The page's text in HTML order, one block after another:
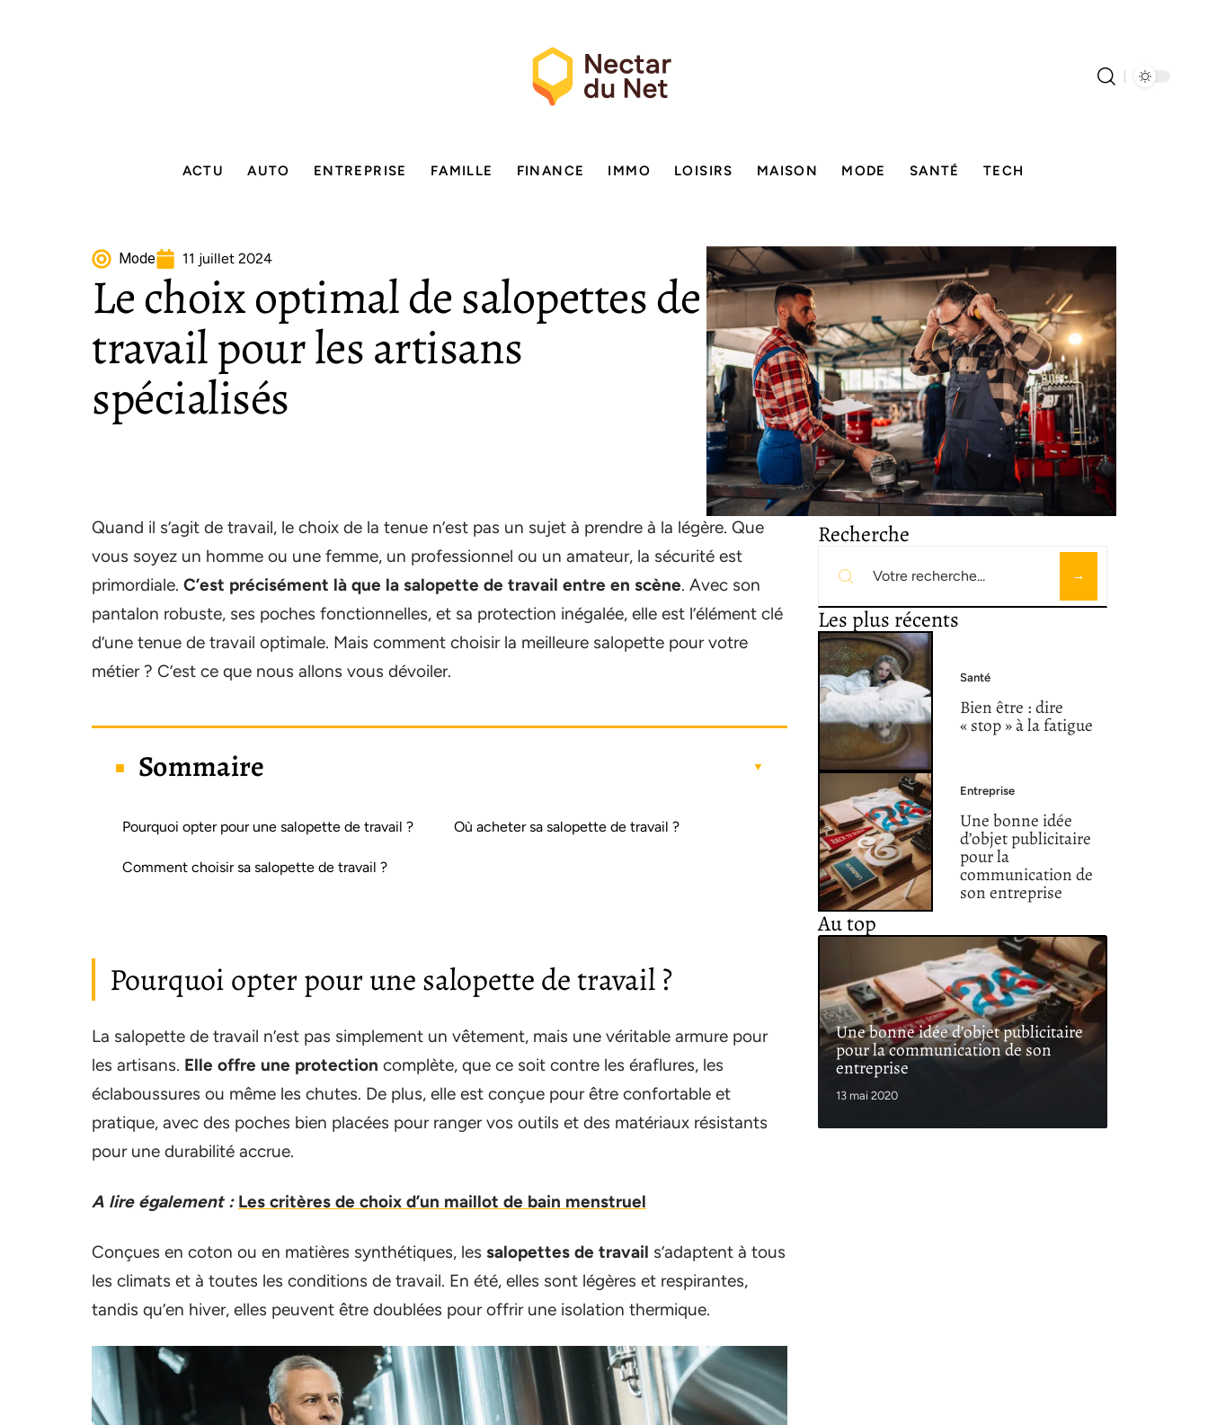
ACTU AUTO ENTREPRISE FAMILLE FINANCE IMMO LOISIRS MAISON MODE SANTÉ TECH
Mode 11 juillet 2024
Le choix optimal de salopettes de
travail pour les artisans
spécialisés
Quand il s’agit de travail, le choix de la tenue n’est pas un sujet à prendre à la légère. Que
vous soyez un homme ou une femme, un professionnel ou un amateur, la sécurité est
primordiale. C’est précisément là que la salopette de travail entre en scène. Avec son
pantalon robuste, ses poches fonctionnelles, et sa protection inégalée, elle est l’élément clé
d’une tenue de travail optimale. Mais comment choisir la meilleure salopette pour votre
métier ? C’est ce que nous allons vous dévoiler.
Sommaire
Pourquoi opter pour une salopette de travail ?
Comment choisir sa salopette de travail ?
Où acheter sa salopette de travail ?
Pourquoi opter pour une salopette de travail ?
La salopette de travail n’est pas simplement un vêtement, mais une véritable armure pour
les artisans. Elle offre une protection complète, que ce soit contre les éraflures, les
éclaboussures ou même les chutes. De plus, elle est conçue pour être confortable et
pratique, avec des poches bien placées pour ranger vos outils et des matériaux résistants
pour une durabilité accrue.
A lire également : Les critères de choix d’un maillot de bain menstruel
Conçues en coton ou en matières synthétiques, les salopettes de travail s’adaptent à tous
les climats et à toutes les conditions de travail. En été, elles sont légères et respirantes,
tandis qu’en hiver, elles peuvent être doublées pour offrir une isolation thermique.
Recherche
Les plus récents
Santé
Bien être : dire
« stop » à la fatigue
Entreprise
Une bonne idée
d’objet publicitaire
pour la
communication de
son entreprise
Au top
Une bonne idée d’objet publicitaire
pour la communication de son
entreprise
13 mai 2020